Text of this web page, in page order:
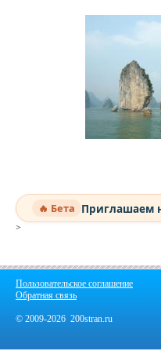
🔥 Бета Приглашаем
>
Пользовательское соглашение
Обратная связь
© 2009-2026 200stran.ru